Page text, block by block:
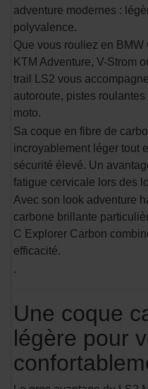
adventure modernes :
polyvalence.
Que vous rouliez en BMW
KTM Adventure, V-Strom
trail LS2 vous
autoroute, pistes
moto.
Sa coque en fibre de
incroyablement léger tout
sécurité élevé. Un
fatigue cervicale lors des
Avec son look adventure
carbone brillante
C Explorer Carbon
efficacité.
.
Une coque
légère pour